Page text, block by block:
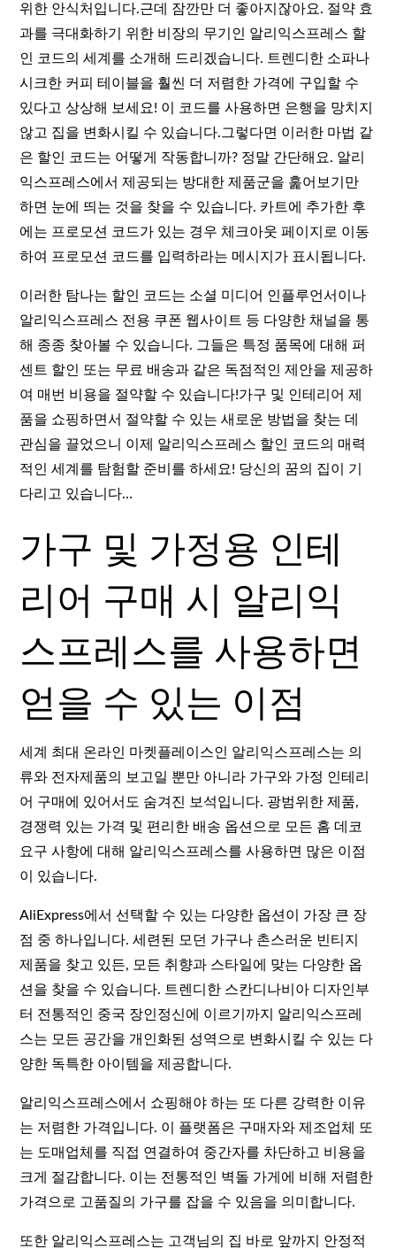
위한 안식처입니다.근데 잠깐만 더 좋아지잖아요. 절약 효
과를 극대화하기 위한 비장의 무기인 알리익스프레스 할
인 코드의 세계를 소개해 드리겠습니다. 트렌디한 소파나
시크한 커피 테이블을 훨씬 더 저렴한 가격에 구입할 수
있다고 상상해 보세요! 이 코드를 사용하면 은행을 망치지
않고 집을 변화시킬 수 있습니다.그렇다면 이러한 마법 같
은 할인 코드는 어떻게 작동합니까? 정말 간단해요. 알리
익스프레스에서 제공되는 방대한 제품군을 훑어보기만
하면 눈에 띄는 것을 찾을 수 있습니다. 카트에 추가한 후
에는 프로모션 코드가 있는 경우 체크아웃 페이지로 이동
하여 프로모션 코드를 입력하라는 메시지가 표시됩니다.
이러한 탐나는 할인 코드는 소셜 미디어 인플루언서이나
알리익스프레스 전용 쿠폰 웹사이트 등 다양한 채널을 통
해 종종 찾아볼 수 있습니다. 그들은 특정 품목에 대해 퍼
센트 할인 또는 무료 배송과 같은 독점적인 제안을 제공하
여 매번 비용을 절약할 수 있습니다!가구 및 인테리어 제
품을 쇼핑하면서 절약할 수 있는 새로운 방법을 찾는 데
관심을 끌었으니 이제 알리익스프레스 할인 코드의 매력
적인 세계를 탐험할 준비를 하세요! 당신의 꿈의 집이 기
다리고 있습니다…
가구 및 가정용 인테
리어 구매 시 알리익
스프레스를 사용하면
얻을 수 있는 이점
세계 최대 온라인 마켓플레이스인 알리익스프레스는 의
류와 전자제품의 보고일 뿐만 아니라 가구와 가정 인테리
어 구매에 있어서도 숨겨진 보석입니다. 광범위한 제품,
경쟁력 있는 가격 및 편리한 배송 옵션으로 모든 홈 데코
요구 사항에 대해 알리익스프레스를 사용하면 많은 이점
이 있습니다.
AliExpress에서 선택할 수 있는 다양한 옵션이 가장 큰 장
점 중 하나입니다. 세련된 모던 가구나 촌스러운 빈티지
제품을 찾고 있든, 모든 취향과 스타일에 맞는 다양한 옵
션을 찾을 수 있습니다. 트렌디한 스칸디나비아 디자인부
터 전통적인 중국 장인정신에 이르기까지 알리익스프레
스는 모든 공간을 개인화된 성역으로 변화시킬 수 있는 다
양한 독특한 아이템을 제공합니다.
알리익스프레스에서 쇼핑해야 하는 또 다른 강력한 이유
는 저렴한 가격입니다. 이 플랫폼은 구매자와 제조업체 또
는 도매업체를 직접 연결하여 중간자를 차단하고 비용을
크게 절감합니다. 이는 전통적인 벽돌 가게에 비해 저렴한
가격으로 고품질의 가구를 잡을 수 있음을 의미합니다.
또한 알리익스프레스는 고객님의 집 바로 앞까지 안정적